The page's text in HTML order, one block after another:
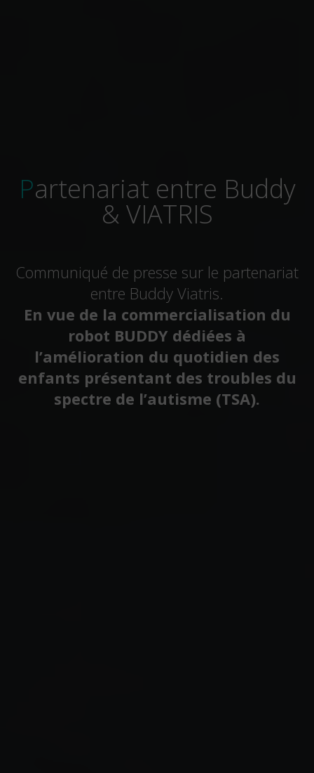
Partenariat entre Buddy
& VIATRIS
Communiqué de presse sur le partenariat
entre Buddy Viatris.
En vue de la commercialisation du
robot BUDDY dédiées à
l’amélioration du quotidien des
enfants présentant des troubles du
spectre de l’autisme (TSA).